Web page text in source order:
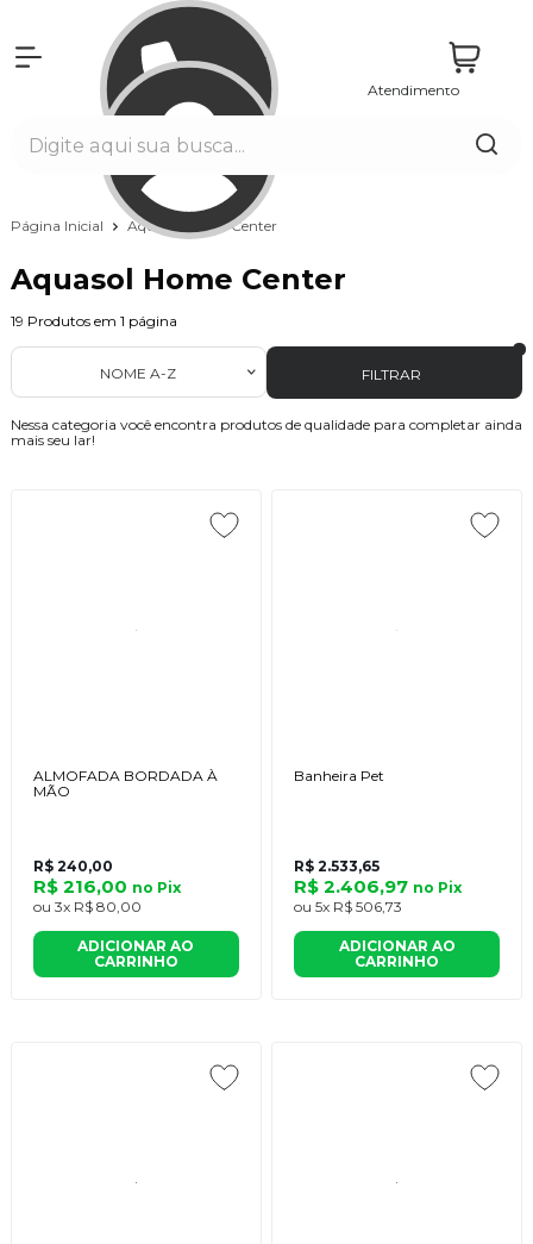
Atendimento
Página Inicial Aquasol Home Center
Aquasol Home Center
19 Produtos em 1 página
FILTRAR
NOME A-Z
Nessa categoria você encontra produtos de qualidade para completar ainda
mais seu lar!
ALMOFADA BORDADA À
MÃO
R$ 240,00
R$ 216,00 no Pix
ou 3x R$ 80,00
ADICIONAR AO
CARRINHO
Banheira Pet
R$ 2.533,65
R$ 2.406,97 no Pix
ou 5x R$ 506,73
ADICIONAR AO
CARRINHO